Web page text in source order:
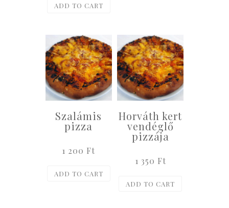
ADD TO CART
Szalámis
pizza
1 200 Ft
ADD TO CART
Horváth kert
vendéglő
pizzája
1 350 Ft
ADD TO CART